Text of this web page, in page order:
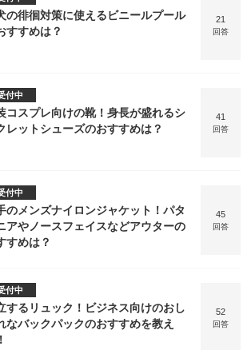
の徘徊対策に使えるビニールプール
すすめは？
21
回答
付中
コスプレ向けの靴！身長が盛れるシ
レットシューズのおすすめは？
41
回答
付中
のメンズナイロンジャケット！パタ
アやノースフェイスなどアウターの
すめは？
45
回答
付中
するリュック！ビジネス向けのおし
なバックパックのおすすめを教え
52
回答